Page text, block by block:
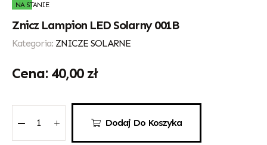
NA STANIE
Znicz Lampion LED Solarny 001B
Kategoria: ZNICZE SOLARNE
40,00 zł
Dodaj Do Koszyka